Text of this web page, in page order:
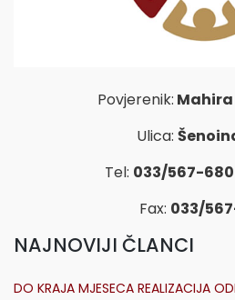
Povjerenik:
Ulica:
Tel: 033/567-680
Fax: 033/
NAJNOVIJI ČLANCI
DO KRAJA MJESECA REALIZACIJA